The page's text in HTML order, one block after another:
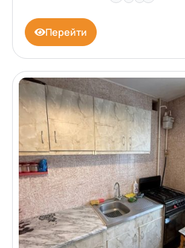
Перейти